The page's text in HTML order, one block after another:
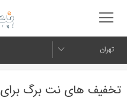
تهران
تخفیف های نت برگ برای